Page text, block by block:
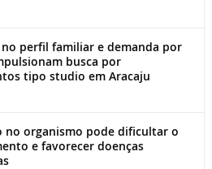
no perfil familiar e demanda por
busca por
tipo studio em Aracaju
no organismo pode dificultar o
e favorecer doenças